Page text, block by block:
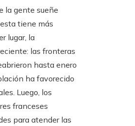
la gente sueñe
tiene más
lugar, la
las fronteras
hasta enero
ha favorecido
Luego, los
franceses
para atender las